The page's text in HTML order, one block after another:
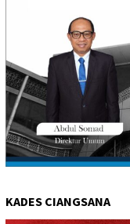
KADES CIANGSANA